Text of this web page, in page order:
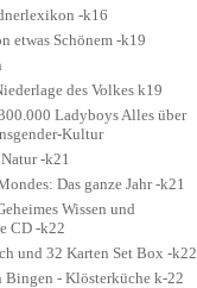
-k16
etwas Schönem -k19
des Volkes k19
Ladyboys Alles über
Kultur
-k21
Das ganze Jahr -k21
Wissen und
CD -k22
und 32 Karten Set Box -k22
Bingen - Klösterküche k-22